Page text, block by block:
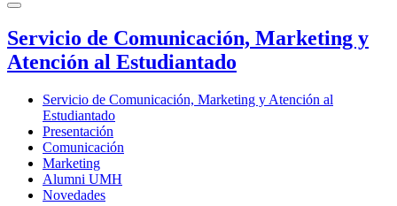
Servicio de Comunicación, Marketing y
Atención al Estudiantado
Servicio de Comunicación, Marketing y Atención al
Estudiantado
Presentación
Comunicación
Marketing
Alumni UMH
Novedades